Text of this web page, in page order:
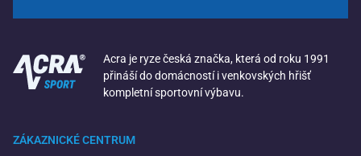
Acra je ryze česká značka, která od roku 1991
přináší do domácností i venkovských hřišť
kompletní sportovní výbavu.
ZÁKAZNICKÉ CENTRUM